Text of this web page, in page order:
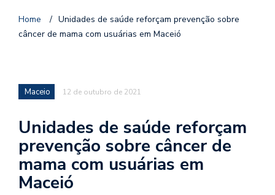
Home / Unidades de saúde reforçam prevenção sobre
câncer de mama com usuárias em Maceió
Maceio 12 de outubro de 2021
Unidades de saúde reforçam
prevenção sobre câncer de
mama com usuárias em
Maceió